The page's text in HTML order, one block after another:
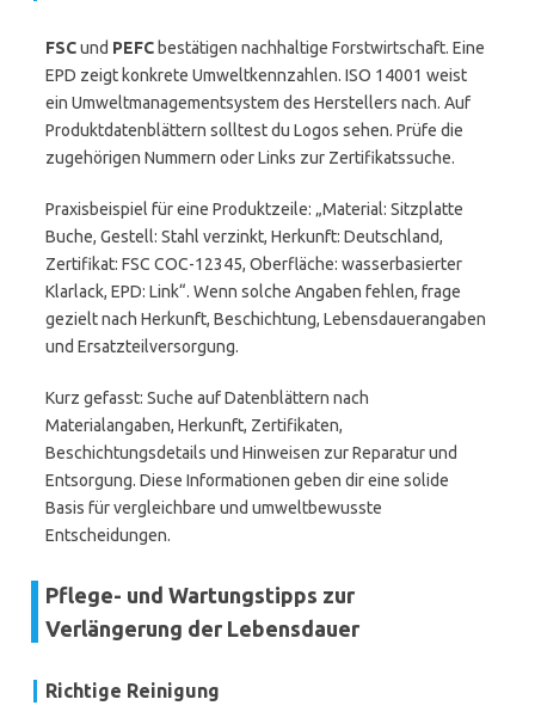
FSCund PEFC bestätigen nachhaltige Forstwirtschaft. Eine
EPD zeigt konkrete Umweltkennzahlen. ISO 14001 weist
ein Umweltmanagementsystem des Herstellers nach. Auf
Produktdatenblättern solltest du Logos sehen. Prüfe die
zugehörigen Nummern oder Links zur Zertifikatssuche.
Praxisbeispiel für eine Produktzeile: „Material: Sitzplatte
Buche, Gestell: Stahl verzinkt, Herkunft: Deutschland,
Zertifikat: FSC COC-12345, Oberfläche: wasserbasierter
Klarlack, EPD: Link“. Wenn solche Angaben fehlen, frage
gezielt nach Herkunft, Beschichtung, Lebensdauerangaben
und Ersatzteilversorgung.
Kurz gefasst: Suche auf Datenblättern nach
Materialangaben, Herkunft, Zertifikaten,
Beschichtungsdetails und Hinweisen zur Reparatur und
Entsorgung. Diese Informationen geben dir eine solide
Basis für vergleichbare und umweltbewusste
Entscheidungen.
Pflege- und Wartungstipps zur
Verlängerung der Lebensdauer
Richtige Reinigung